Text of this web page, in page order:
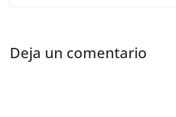
Deja un comentario